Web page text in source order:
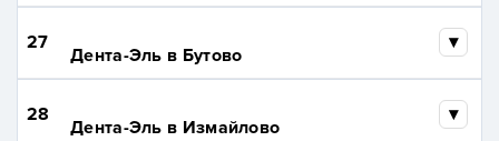
27
Дента-Эль в Бутово
28
Дента-Эль в Измайлово